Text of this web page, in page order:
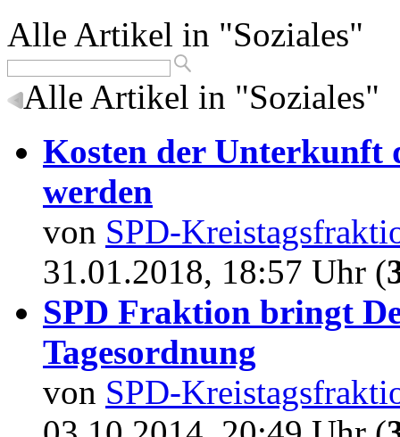
Alle Artikel in "Soziales"
Alle Artikel in "Soziales"
Kosten der Unterkunft
werden
von SPD-
31.01.2018, 18:57 Uhr (
SPD Fraktion bringt
Tagesordnung
von SPD-